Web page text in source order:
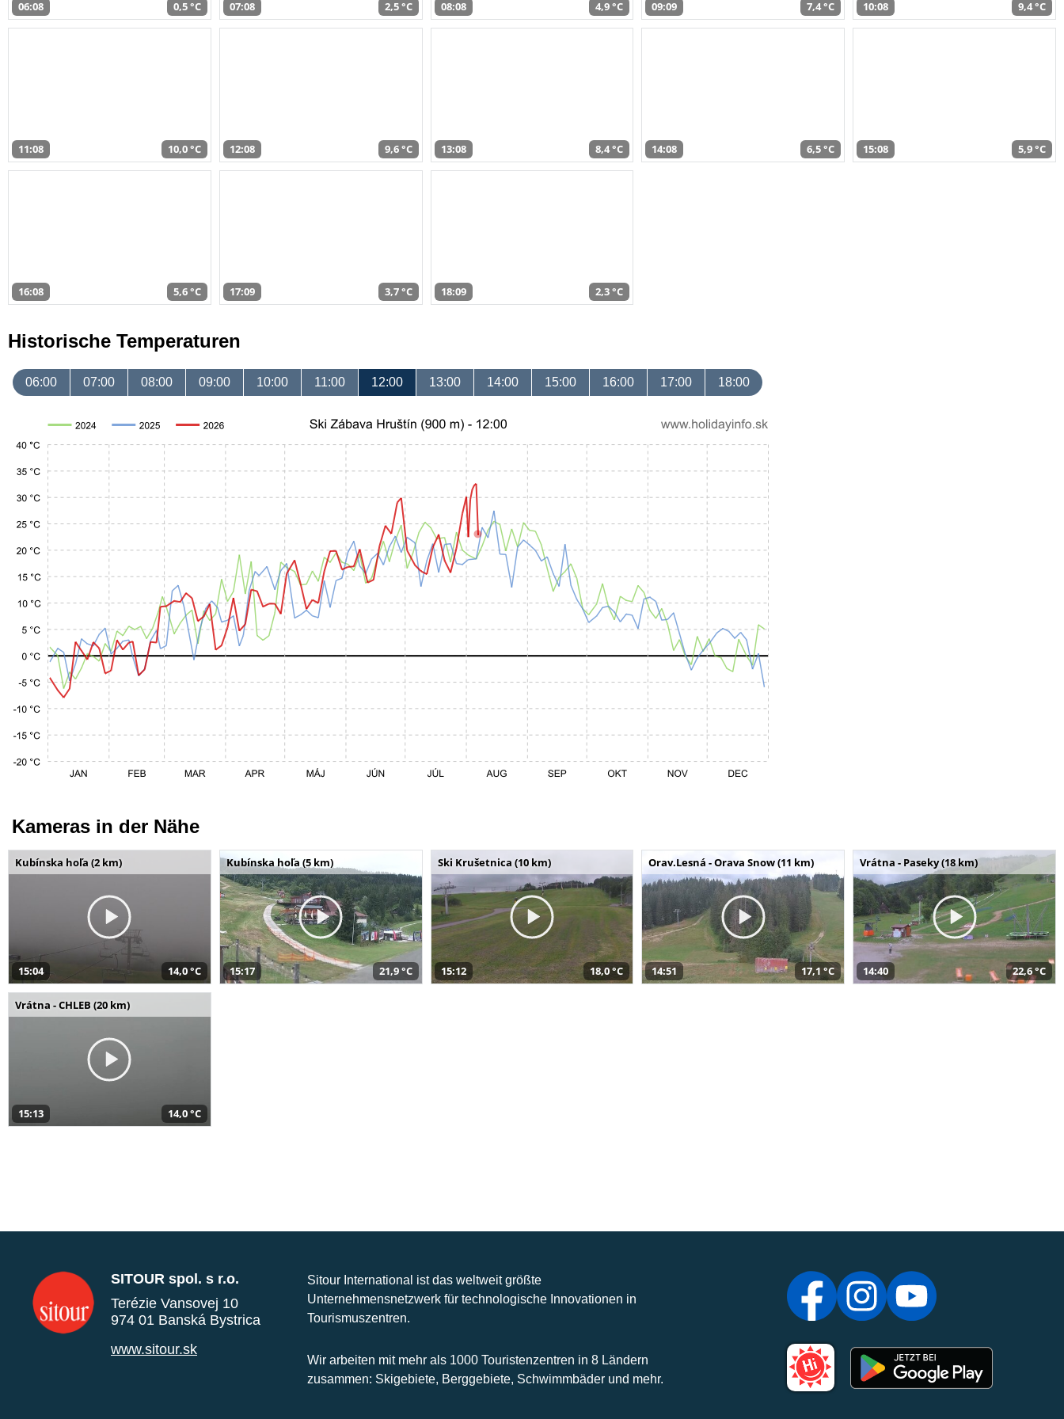
06:08 0,5 °C 07:08 2,5 °C 08:08 4,9 °C 09:09 7,4 °C 10:08 9,4 °C
11:08 10,0 °C 12:08 9,6 °C 13:08 8,4 °C 14:08 6,5 °C 15:08 5,9 °C
16:08 5,6 °C 17:09 3,7 °C 18:09 2,3 °C
Historische Temperaturen
06:00 07:00 08:00 09:00 10:00 11:00 12:00 13:00 14:00 15:00 16:00 17:00 18:00
Kameras in der Nähe
Kubínska hoľa (2 km)
15:04 14,0 °C
Kubínska hoľa (5 km)
15:17 21,9 °C
Ski Krušetnica (10 km)
15:12 18,0 °C
Orav.Lesná - Orava Snow (11 km)
14:51 17,1 °C
Vrátna - Paseky (18 km)
14:40 22,6 °C
Vrátna - CHLEB (20 km)
15:13 14,0 °C
SITOUR spol. s r.o.
Terézie Vansovej 10
974 01 Banská Bystrica
www.sitour.sk
Sitour International ist das weltweit größte
Unternehmensnetzwerk für technologische Innovationen in
Tourismuszentren.
Wir arbeiten mit mehr als 1000 Touristenzentren in 8 Ländern
zusammen: Skigebiete, Berggebiete, Schwimmbäder und mehr.